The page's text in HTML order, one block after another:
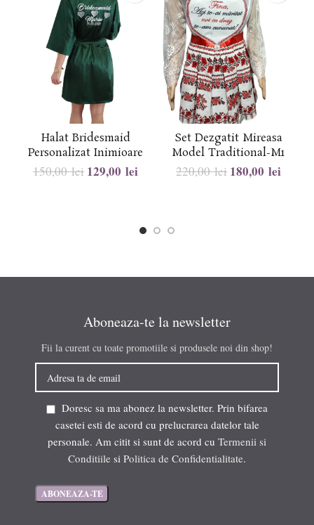
Halat Bridesmaid
Personalizat Inimioare
150,00lei 129,00 lei
Set Dezgatit Mireasa
Model Traditional-M1
220,00lei 180,00 lei
Aboneaza-te la newsletter
Fii la curent cu toate promotiile si produsele noi din shop!
Doresc sa ma abonez la newsletter. Prin bifarea
casetei esti de acord cu prelucrarea datelor tale
personale. Am citit si sunt de acord cu Termenii si
Conditiile si Politica de Confidentialitate.